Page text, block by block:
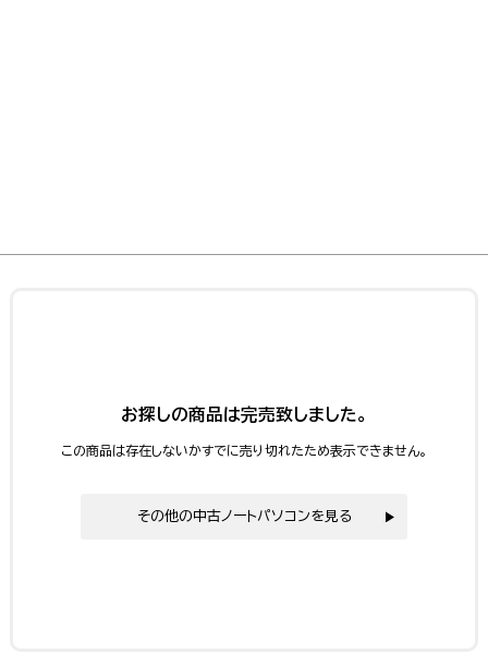
お探しの商品は完売致しました。
この商品は存在しないかすでに売り切れたため表示できません。
その他の中古ノートパソコンを見る